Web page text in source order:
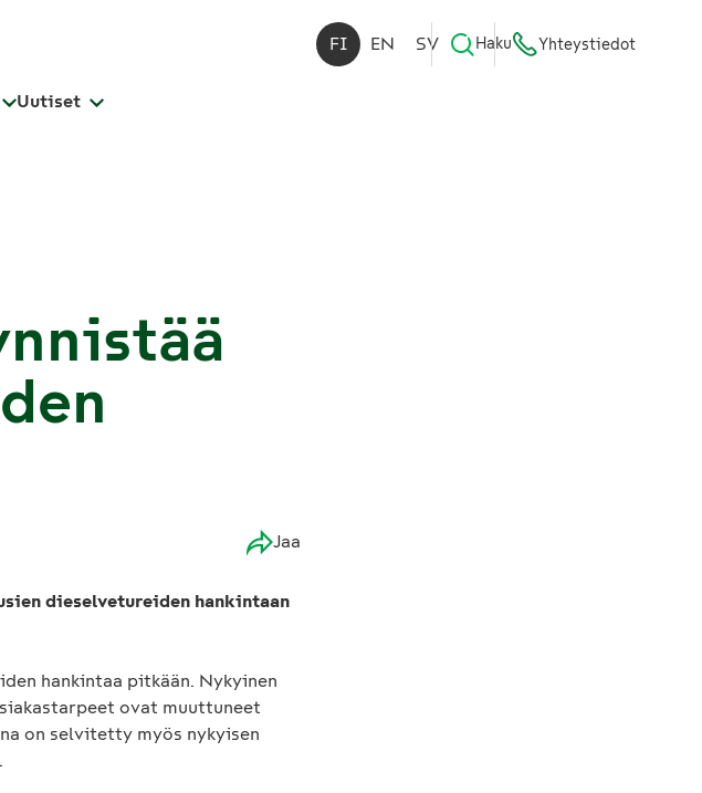
FI EN SV Haku Yhteystiedot
Uutiset
Jaa
dieselvetureiden hankintaan
hankintaa pitkään. Nykyinen
ovat muuttuneet
on selvitetty myös nykyisen